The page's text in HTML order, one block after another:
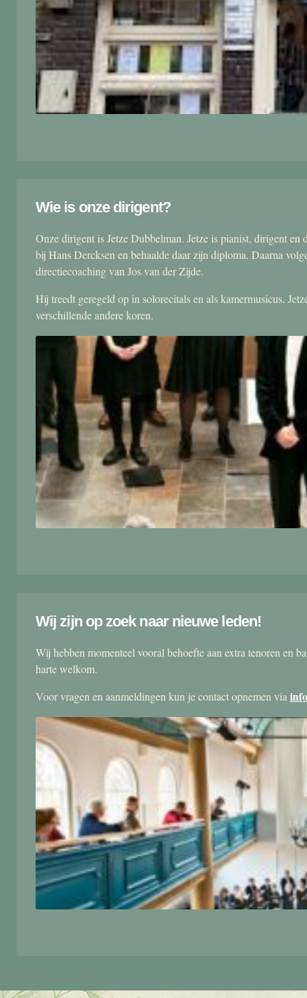
Wie is onze dirigent?
Onze dirigent is Jetze Dubbelman. Jetze is pianist, dirigent
bij Hans Dercksen en behaalde daar zijn diploma. Daarna
directiecoaching van Jos van der Zijde.
Hij treedt geregeld op in solorecitals en als kamermusicus.
verschillende andere koren.
Wij zijn op zoek naar nieuwe leden!
Wij hebben momenteel vooral behoefte aan extra tenoren en
harte welkom.
Voor vragen en aanmeldingen kun je contact opnemen via